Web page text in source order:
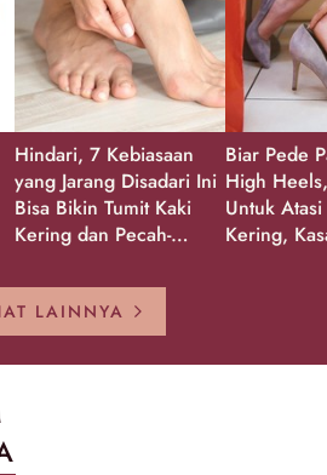
Hindari, 7 Kebiasaan
yang Jarang Disadari Ini
Bisa Bikin Tumit Kaki
Kering dan Pecah-
Biar Pede
High
Untuk
Kering,
LAINNYA